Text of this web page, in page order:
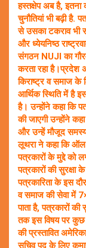
हस्तक्षेप अब है, इतना
चुनौतियां भी बढ़ी है.
से उसका टकराव भी
और ध्येयनिष्ठ
संगठन NUJI का
करता रहा है।प्रदेश
किराष्ट्र व समाज
आर्थिक स्थिति में है
है। उन्होंने कहा कि
की जाएगी उन्होंने
और उन्हें मौजूद
लूथरा ने कहा कि ऑल
पत्रकारों के मुद्दे को
पत्रकारों की
पत्रकारिता के इस
व समाज की सेवा में
पाता है, पत्रकारों
तक इस विषय पर कुछ
की प्रस्तावित
सचिव पद के लिए